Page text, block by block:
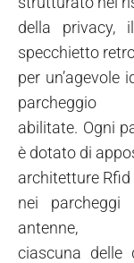
della privacy,
specchietto
per un’agevole
parcheggio
abilitate. Ogni
è dotato di
architetture
nei
antenne,
ciascuna delle